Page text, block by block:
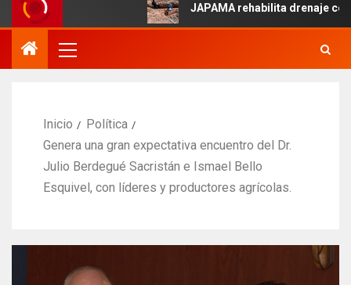
JAPAMA rehabilita drenaje
Inicio
Política
Genera una gran expectativa encuentro del Dr.
Julio Berdegué Sacristán e Ismael Bello
Esquivel, con líderes y productores agrícolas.